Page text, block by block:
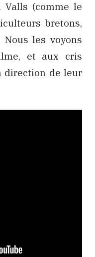
(comme le
bretons,
Nous les voyons
et aux cris
direction de leur